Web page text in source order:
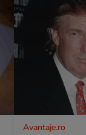
Avantaje.ro